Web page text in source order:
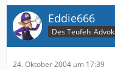
Eddie666
Des Teufels
24. Oktober 2004 um 17:39